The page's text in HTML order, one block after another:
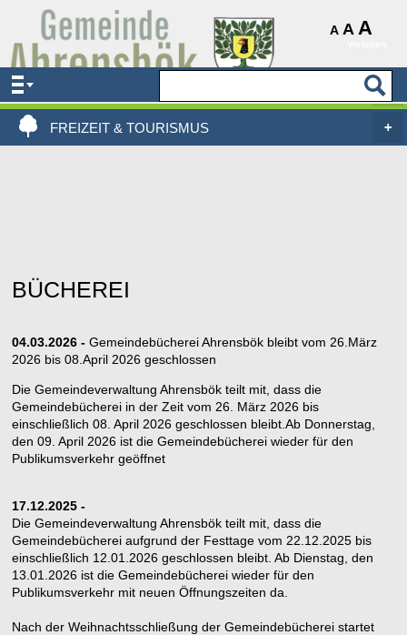
A A A
AKTUELLES & SERVICE
VERWALTUNG & POLITIK
FREIZEIT & TOURISMUS
BÜCHEREI
04.03.2026 -Gemeindebücherei Ahrensbök bleibt vom 26.März
2026 bis 08.April 2026 geschlossen
Die Gemeindeverwaltung Ahrensbök teilt mit, dass die
Gemeindebücherei in der Zeit vom 26. März 2026 bis
einschließlich 08. April 2026 geschlossen bleibt.Ab Donnerstag,
den 09. April 2026 ist die Gemeindebücherei wieder für den
Publikumsverkehr geöffnet
17.12.2025 -
Die Gemeindeverwaltung Ahrensbök teilt mit, dass die
Gemeindebücherei aufgrund der Festtage vom 22.12.2025 bis
einschließlich 12.01.2026 geschlossen bleibt. Ab Dienstag, den
13.01.2026 ist die Gemeindebücherei wieder für den
Publikumsverkehr mit neuen Öffnungszeiten da.
Nach der Weihnachtsschließung der Gemeindebücherei startet